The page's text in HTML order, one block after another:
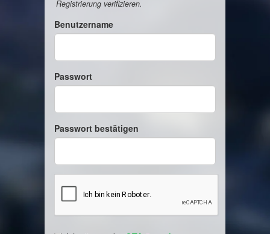
Registrierung verifizieren.
Benutzername
Passwort
Passwort bestätigen